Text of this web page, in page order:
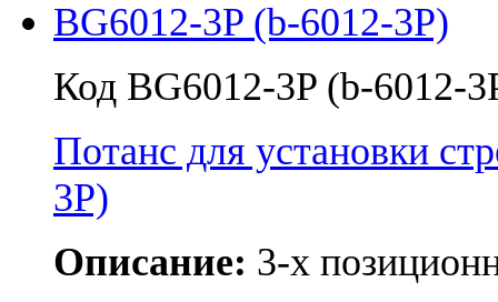
Код BG6012-3P (b-6012-
Потанс для установки
3P)
Описание: 3-х